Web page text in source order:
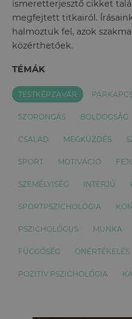
ismeretterjesztő cikket
megfejtett titkairól.
halmoztuk fel, azok
közérthetőek.
TÉMÁK
TESTKÉPZAVAR
SZORONGÁS BOLDOGSÁG
CSALÁD MEGKÜZDÉS
SPORT MOTIVÁCIÓ
SZEMÉLYISÉG INTERJÚ
SPORTPSZICHOLÓGIA
PSZICHOLÓGUS MUNKA
FÜGGŐSÉG ÖNÉRTÉKELÉS
POZITÍV PSZICHOLÓGIA